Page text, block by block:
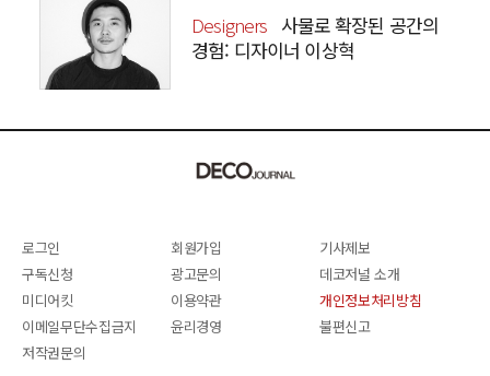
Designers 사물로 확장된 공간의
경험: 디자이너 이상혁
로그인 회원가입
기사제보
구독신청
광고문의
데코저널 소개
미디어킷
이용약관
개인정보처리방침
이메일무단수집금지
윤리경영
불편신고
저작권문의